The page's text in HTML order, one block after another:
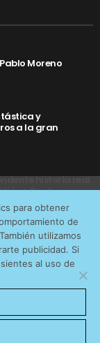
Moreno
y
a la gran
historia real
en Rocky
DE COOKIES
para obtener
de
utilizamos
publicidad. Si
al uso de
que
y
que